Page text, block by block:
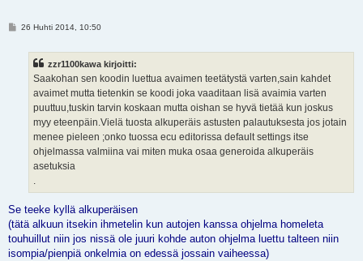
V26 Huhti 2014, 10:50
zzr1100kawa kirjoitti:
Saakohan sen koodin luettua avaimen teetätystä varten,sain kahdet
avaimet mutta tietenkin se koodi joka vaaditaan lisä avaimia varten
puuttuu,tuskin tarvin koskaan mutta oishan se hyvä tietää kun joskus
myy eteenpäin.Vielä tuosta alkuperäis astusten palautuksesta jos jotain
menee pieleen ;onko tuossa ecu editorissa default settings itse
ohjelmassa valmiina vai miten muka osaa generoida alkuperäis
asetuksia
Se teeke kyllä alkuperäisen
(tätä alkuun itsekin ihmetelin kun autojen kanssa ohjelma homeleta
touhuillut niin jos nissä ole juuri kohde auton ohjelma luettu talteen niin
isompia/pienpiä onkelmia on edessä jossain vaiheessa)